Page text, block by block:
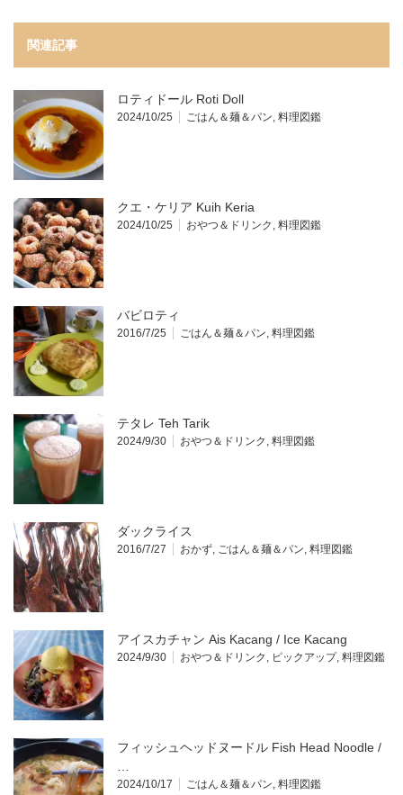
関連記事
ロティドール Roti Doll
2024/10/25 ごはん＆麺＆パン, 料理図鑑
クエ・ケリア Kuih Keria
2024/10/25 おやつ＆ドリンク , 料理図鑑
バビロティ
2016/7/25 ごはん＆麺＆パン, 料理図鑑
テタレ Teh Tarik
2024/9/30 おやつ＆ドリンク , 料理図鑑
ダックライス
2016/7/27 おかず, ごはん＆麺＆パン, 料理図鑑
アイスカチャン Ais Kacang / Ice Kacang
2024/9/30 おやつ＆ドリンク , ピックアップ, 料理図鑑
フィッシュヘッドヌードル Fish Head Noodle /
2024/10/17 ごはん＆麺＆パン, 料理図鑑